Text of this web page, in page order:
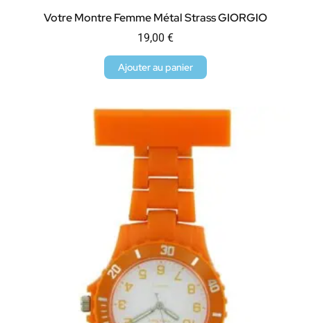
Votre Montre Femme Métal Strass GIORGIO
19,00 €
Ajouter au panier